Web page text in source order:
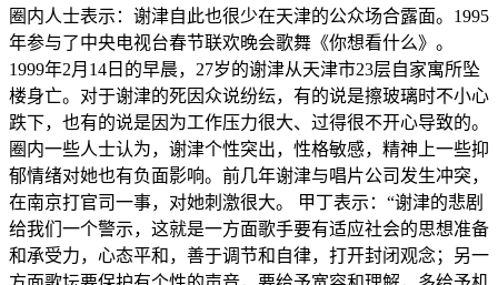
圈内人士表示：谢津自此也很少在天津的公众场合露面。1995
年参与了中央电视台春节联欢晚会歌舞《你想看什么》。
1999年2月14日的早晨，27岁的谢津从天津市23层自家寓所坠
楼身亡。对于谢津的死因众说纷纭，有的说是擦玻璃时不小心
跌下，也有的说是因为工作压力很大、过得很不开心导致的。
圈内一些人士认为，谢津个性突出，性格敏感，精神上一些抑
郁情绪对她也有负面影响。前几年谢津与唱片公司发生冲突，
在南京打官司一事，对她刺激很大。 甲丁表示：“谢津的悲剧
给我们一个警示，这就是一方面歌手要有适应社会的思想准备
和承受力，心态平和，善于调节和自律，打开封闭观念；另一